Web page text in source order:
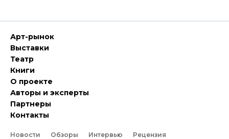
Арт-рынок
Выставки
Театр
Книги
О проекте
Авторы и эксперты
Партнеры
Контакты
Новости Обзоры Интервью
Рецензия